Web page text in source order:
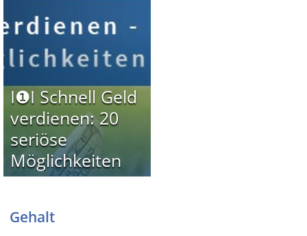
I❶I Schnell Geld
verdienen: 20
seriöse
Möglichkeiten
Gehalt